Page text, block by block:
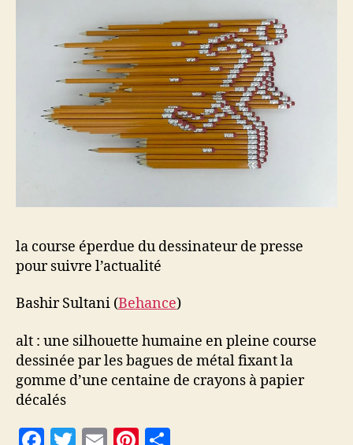
presse
pour
suivre
l’actualité
la course éperdue du dessinateur de presse
pour suivre l’actualité
Bashir Sultani (Behance)
alt : une silhouette humaine en pleine course
dessinée par les bagues de métal fixant la
gomme d’une centaine de crayons à papier
décalés